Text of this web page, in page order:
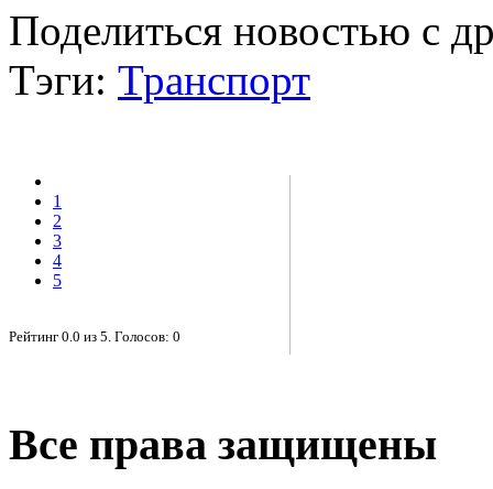
Поделиться новостью с
Тэги: Транспорт
1
2
3
4
5
Рейтинг 0.0 из 5 . Голосов: 0
Все права защищены